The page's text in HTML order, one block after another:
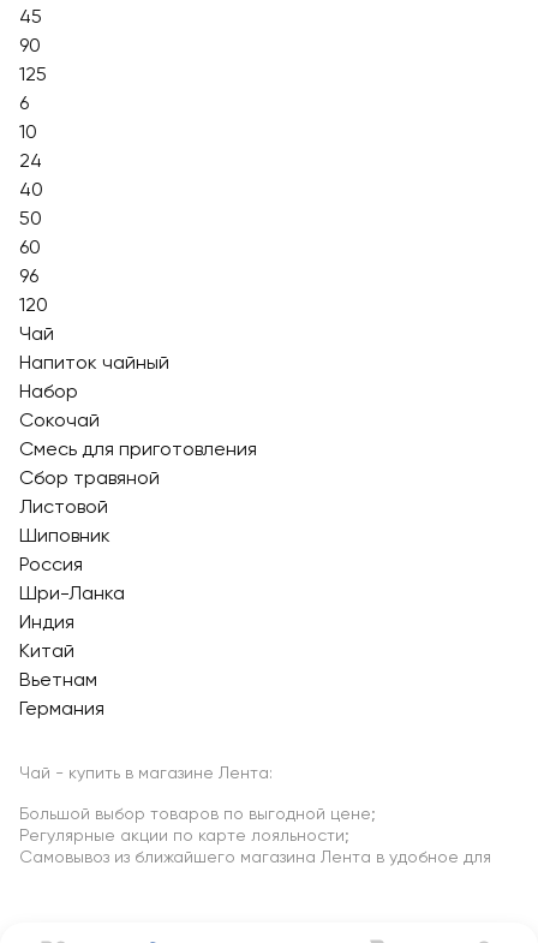
45
90
125
6
10
24
40
50
60
96
120
Чай
Напиток чайный
Набор
Сокочай
Смесь для приготовления
Сбор травяной
Листовой
Шиповник
Россия
Шри-Ланка
Индия
Китай
Вьетнам
Германия
Чай - купить в магазине Лента:
Большой выбор товаров по выгодной цене;
Регулярные акции по карте лояльности;
Самовывоз из ближайшего магазина Лента в удобное для